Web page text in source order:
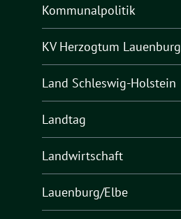
Kommunalpolitik
KV Herzogtum Lauenburg
Land Schleswig-Holstein
Landtag
Landwirtschaft
Lauenburg/Elbe